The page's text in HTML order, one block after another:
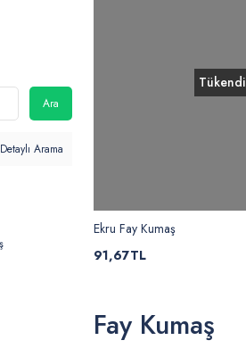
Ara
Detaylı Arama
Tükendi
Ekru Fay Kumaş
91,67TL
Fay Kumaş